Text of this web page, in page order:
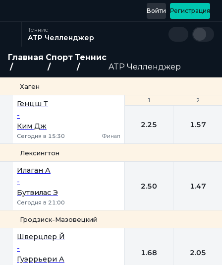
Регистрация
Войти
Теннис
ATP Челленджер
Главная Спорт Теннис
ATP Челленджер
Хаген
1 2
Генцш Т
-
Ким Дж
Сегодня в 15:30 Финал
1 2
2.25 1.57
Лексингтон
Илаган А
-
Бутвилас Э
Сегодня в 21:00
2.50 1.47
Гродзиск-Мазовецкий
Шверцлер Й
-
Гуэррьери А
1.68 2.05